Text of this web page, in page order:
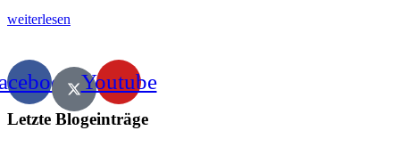
weiterlesen
Youtube
Letzte Blogeinträge